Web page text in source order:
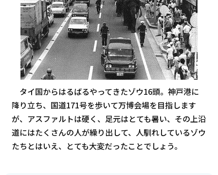
タイ国からはるばるやってきたゾウ16頭。神戸港に
降り立ち、国道171号を歩いて万博会場を目指します
が、アスファルトは硬く、足元はとても暑い、その上沿
道にはたくさんの人が繰り出して、人馴れしているゾウ
たちとはいえ、とても大変だったことでしょう。